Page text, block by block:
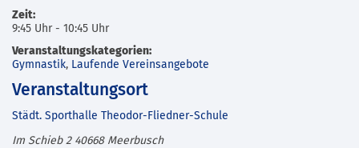
Zeit:
9:45 Uhr - 10:45 Uhr
Veranstaltungskategorien:
Gymnastik, Laufende Vereinsangebote
Veranstaltungsort
Städt. Sporthalle Theodor-Fliedner-Schule
Im Schieb 2 40668 Meerbusch